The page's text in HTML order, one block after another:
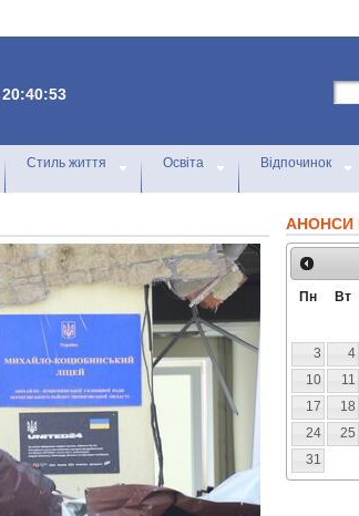
20:40:53
Стиль життя Освіта Відпочинок
АНОНСИ
Пн Вт
3
4
10
11
17
18
24
25
31